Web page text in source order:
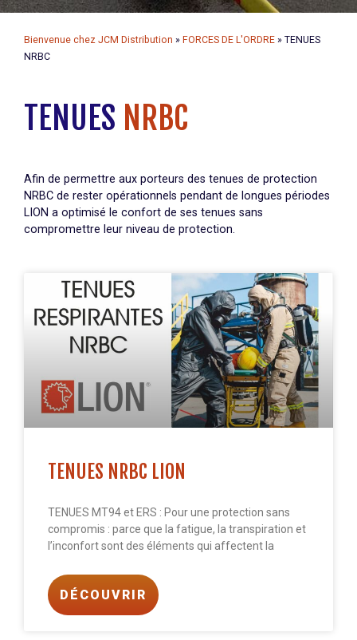
Bienvenue chez JCM Distribution » FORCES DE L'ORDRE » TENUES
NRBC
TENUES NRBC
Afin de permettre aux porteurs des tenues de protection
NRBC de rester opérationnels pendant de longues périodes
LION a optimisé le confort de ses tenues sans
compromettre leur niveau de protection.
TENUES NRBC LION
TENUES MT94 et ERS : Pour une protection sans
compromis : parce que la fatigue, la transpiration et
l’inconfort sont des éléments qui affectent la
DÉCOUVRIR